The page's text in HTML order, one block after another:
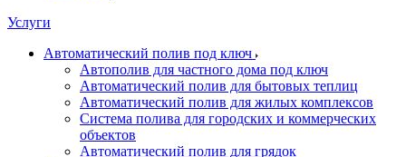
Услуги
Автоматический полив под ключ
Автополив для частного дома под ключ
Автоматический полив для бытовых теплиц
Автоматический полив для жилых комплексов
Система полива для городских и коммерческих
объектов
Автоматический полив для грядок